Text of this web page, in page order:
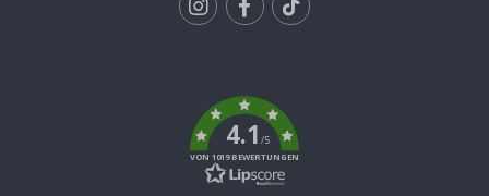
4.1/5
VON 1019 BEWERTUNGEN